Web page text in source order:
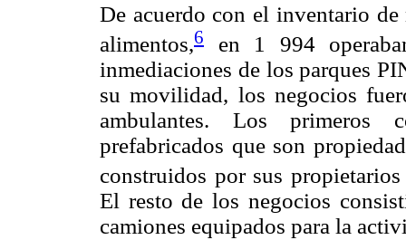
De acuerdo con el inventario
alimentos,6
en 1 994
inmediaciones de los parques
su movilidad, los negocios
ambulantes. Los primeros
prefabricados que son
construidos por sus
El resto de los negocios
camiones equipados para la